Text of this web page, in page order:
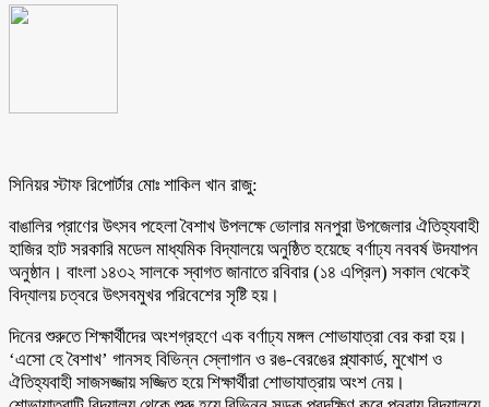
সিনিয়র স্টাফ রিপোর্টার মোঃ শাকিল খান রাজু:
বাঙালির প্রাণের উৎসব পহেলা বৈশাখ উপলক্ষে ভোলার মনপুরা উপজেলার ঐতিহ্যবাহী
হাজির হাট সরকারি মডেল মাধ্যমিক বিদ্যালয়ে অনুষ্ঠিত হয়েছে বর্ণাঢ্য নববর্ষ উদযাপন
অনুষ্ঠান। বাংলা ১৪৩২ সালকে স্বাগত জানাতে রবিবার (১৪ এপ্রিল) সকাল থেকেই
বিদ্যালয় চত্বরে উৎসবমুখর পরিবেশের সৃষ্টি হয়।
দিনের শুরুতে শিক্ষার্থীদের অংশগ্রহণে এক বর্ণাঢ্য মঙ্গল শোভাযাত্রা বের করা হয়।
‘এসো হে বৈশাখ’ গানসহ বিভিন্ন স্লোগান ও রঙ-বেরঙের প্ল্যাকার্ড, মুখোশ ও
ঐতিহ্যবাহী সাজসজ্জায় সজ্জিত হয়ে শিক্ষার্থীরা শোভাযাত্রায় অংশ নেয়।